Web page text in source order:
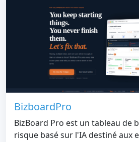
BizboardPro
BizBoard Pro est un tableau de
risque basé sur l'IA destiné aux